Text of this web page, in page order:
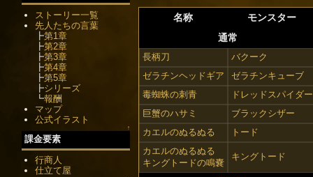
名称
モンスター
通常
長柄刀
バクーク
ゼラチンヘッドギア
ゼラチンキューブ
毒蜘蛛の刺青
ドレッドスパイダー
巨蟹のハサミ
ブラックシザー
カエルのぬるぬる
トード
カエルのぬるぬる
キングトードの鳴嚢
キングトード
ストーリー一覧
先人たちの言葉
┣第1章
┣第2章
┣第3章
┣第4章
┣第5章
┣シリーズ
┗報酬
マップ
公式イラスト
↑
課金要素
行商人
仕立て屋